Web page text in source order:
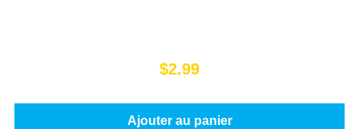
$2.99
Ajouter au panier